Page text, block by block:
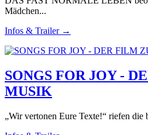
Mädchen...
Infos & Trailer →
SONGS FOR JOY -
MUSIK
„Wir vertonen Eure Texte!“ riefen die